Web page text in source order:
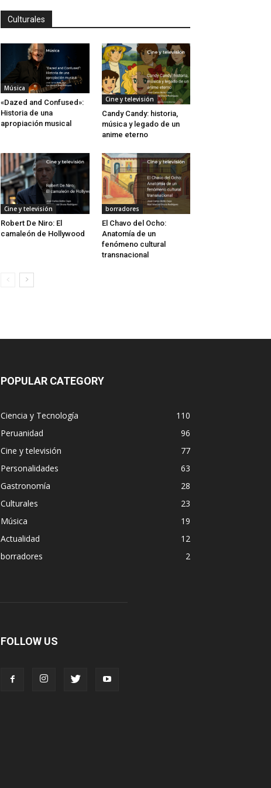
Culturales
Música
«Dazed and Confused»:
Historia de una
apropiación musical
Cine y televisión
Candy Candy: historia,
música y legado de un
anime eterno
Cine y televisión
Robert De Niro: El
camaleón de Hollywood
borradores
El Chavo del Ocho:
Anatomía de un
fenómeno cultural
transnacional
POPULAR CATEGORY
Ciencia y Tecnología
110
Peruanidad
96
Cine y televisión
77
Personalidades
63
Gastronomía
28
Culturales
23
Música
19
Actualidad
12
borradores
2
FOLLOW US